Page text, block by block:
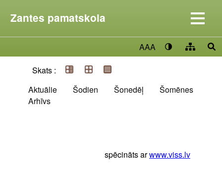
Zantes pamatskola
AAA
Skats :
Aktuālie
Šodien Šonedēļ
Šomēnes
Arhīvs
spēcināts arwww.viss.lv